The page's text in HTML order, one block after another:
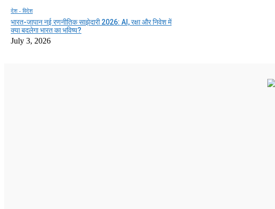
देश - विदेश
भारत-जापान नई रणनीतिक साझेदारी 2026: AI, रक्षा और निवेश में
क्या बदलेगा भारत का भविष्य?
July 3, 2026